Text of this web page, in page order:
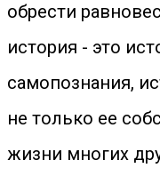
обрести
история - это
самопознания,
не только ее
жизни многих